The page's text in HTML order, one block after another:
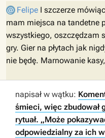
Felipe I szczerze
mam miejsca na tandetne
wszystkiego, oszczędzam
gry. Gier na płytach jak
nie będę. Marnowanie
napisał w wątku:
śmieci, więc zbudował
rytuał. „Może
odpowiedzialny za ich